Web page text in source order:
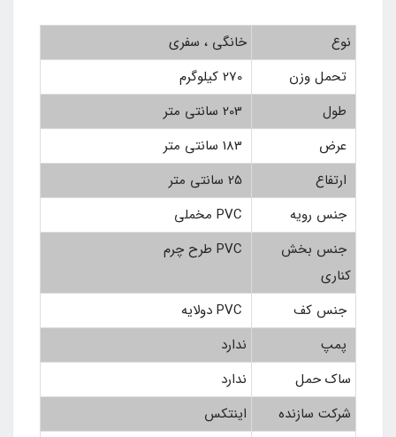
نوع
خانگی ، سفری
تحمل وزن
طول
عرض
ارتفاع
جنس رویه
جنس بخش
کناری
جنس کف
پمپ
ندارد
ساک حمل
ندارد
شرکت سازنده
اینتکس